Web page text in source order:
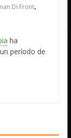
Di Front,
ha
período de